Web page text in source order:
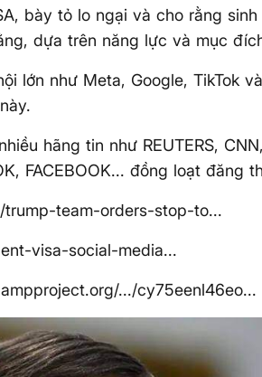
bày tỏ lo ngại và cho rằng
dựa trên năng lực và mục
lớn như Meta, Google, TikTok
hãng tin như REUTERS,
FACEBOOK... đồng loạt đăng
team-orders-stop-to...
visa-social-media...
.../cy75eenl46eo...